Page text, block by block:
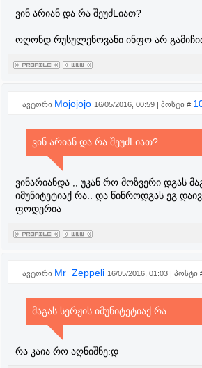
ვინ არიან და რა შეუძLიათ?
ოღონდ რუსულენოვანი ინფო არ
ავტორი Mojojojo 16/05/2016, 00:59 | პოსტი #
ვინ არიან და რა შეუძLიათ?
ვინარიანდა ,, უკან რო მოზვერი დგას
იმუნიტეტიაქ რა.. და წინროდგას ეგ
ფოდერია
ავტორი Mr_Zeppeli 16/05/2016, 01:03 | პოსტი
მაგას სერჟის იმუნიტეტიაქ რა
რა კაია რო აღნიშნე:დ